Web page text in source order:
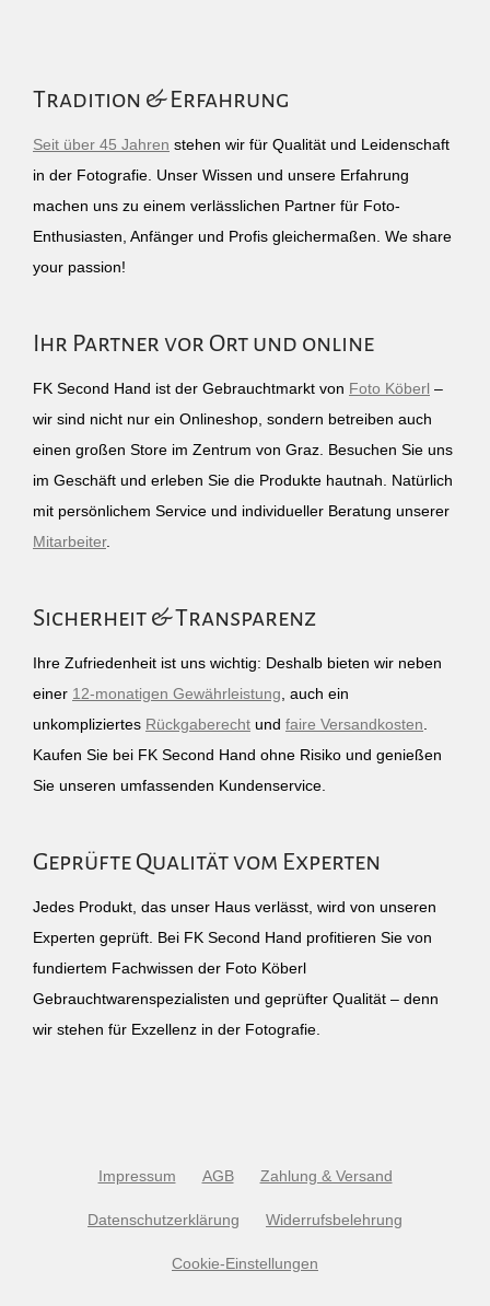
Tradition & Erfahrung
Seit über 45 Jahren stehen wir für Qualität und Leidenschaft
in der Fotografie. Unser Wissen und unsere Erfahrung
machen uns zu einem verlässlichen Partner für Foto-
Enthusiasten, Anfänger und Profis gleichermaßen. We share
your passion!
Ihr Partner vor Ort und online
FK Second Hand ist der Gebrauchtmarkt von Foto Köberl –
wir sind nicht nur ein Onlineshop, sondern betreiben auch
einen großen Store im Zentrum von Graz. Besuchen Sie uns
im Geschäft und erleben Sie die Produkte hautnah. Natürlich
mit persönlichem Service und individueller Beratung unserer
Mitarbeiter.
Sicherheit & Transparenz
Ihre Zufriedenheit ist uns wichtig: Deshalb bieten wir neben
einer 12-monatigen Gewährleistung , auch ein
unkompliziertes Rückgaberecht und faire Versandkosten
Kaufen Sie bei FK Second Hand ohne Risiko und genießen
Sie unseren umfassenden Kundenservice.
Geprüfte Qualität vom Experten
Jedes Produkt, das unser Haus verlässt, wird von unseren
Experten geprüft. Bei FK Second Hand profitieren Sie von
fundiertem Fachwissen der Foto Köberl
Gebrauchtwarenspezialisten und geprüfter Qualität – denn
wir stehen für Exzellenz in der Fotografie.
Impressum AGB Zahlung & Versand
Datenschutzerklärung Widerrufsbelehrung
Cookie-Einstellungen